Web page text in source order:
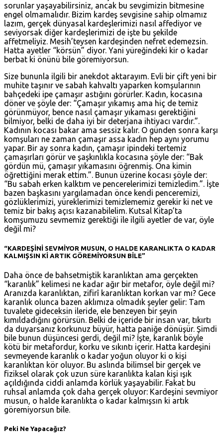
sorunlar yaşayabilirsiniz, ancak bu sevgimizin bitmesine
engel olmamalıdır. Bizim kardeş sevgisine sahip olmamız
lazım, gerçek dünyasal kardeşlerimizi nasıl affediyor ve
seviyorsak diğer kardeşlerimizi de işte bu şekilde
affetmeliyiz. Mesih’teysen kardeşinden nefret edemezsin.
Hatta ayetler “körsün” diyor. Yani yüreğindeki kir o kadar
berbat ki önünü bile göremiyorsun.
Size bununla ilgili bir anekdot aktarayım. Evli bir çift yeni bir
muhite taşınır ve sabah kahvaltı yaparken komşularının
bahçedeki ipe çamaşır astığını görürler. Kadın, kocasına
döner ve şöyle der: “Çamaşır yıkamış ama hiç de temiz
görünmüyor, bence nasıl çamaşır yıkaması gerektiğini
bilmiyor, belki de daha iyi bir deterjana ihtiyacı vardır.”.
Kadının kocası bakar ama sessiz kalır. O günden sonra karşı
komşuları ne zaman çamaşır assa kadın hep aynı yorumu
yapar. Bir ay sonra kadın, çamaşır ipindeki tertemiz
çamaşırları görür ve şaşkınlıkla kocasına şöyle der: “Bak
gördün mü, çamaşır yıkamasını öğrenmiş. Ona kimin
öğrettiğini merak ettim.”. Bunun üzerine kocası şöyle der:
“Bu sabah erken kalktım ve pencerelerimizi temizledim.”. İşte
bazen başkasını yargılamadan önce kendi penceremizi,
gözlüklerimizi, yüreklerimizi temizlememiz gerekir ki net ve
temiz bir bakış açısı kazanabilelim. Kutsal Kitap’ta
komşumuzu sevmemiz gerektiği ile ilgili ayetler de var, öyle
değil mi?
“KARDEŞİNİ SEVMİYOR MUSUN, O HALDE KARANLIKTA O KADAR
KALMIŞSIN Kİ ARTIK GÖREMİYORSUN BİLE”
Daha önce de bahsetmiştik karanlıktan ama gerçekten
“karanlık” kelimesi ne kadar ağır bir metafor, öyle değil mi?
Aranızda karanlıktan, zifirî karanlıktan korkan var mı? Gece
karanlık olunca bazen aklımıza olmadık şeyler gelir: Tam
tuvalete gideceksin ileride, ele benzeyen bir şeyin
kımıldadığını görürsün. Belki de içeride bir insan var, tıkırtı
da duyarsanız korkunuz büyür, hatta paniğe dönüşür. Şimdi
bile bunun düşüncesi gerdi, değil mi? İşte, karanlık böyle
kötü bir metafordur, korku ve sıkıntı içerir. Hatta kardeşini
sevmeyende karanlık o kadar yoğun oluyor ki o kişi
karanlıktan kör oluyor. Bu aslında bilimsel bir gerçek ve
fiziksel olarak çok uzun süre karanlıkta kalan kişi ışık
açıldığında ciddi anlamda körlük yaşayabilir. Fakat bu
ruhsal anlamda çok daha gerçek oluyor: Kardeşini sevmiyor
musun, o halde karanlıkta o kadar kalmışsın ki artık
göremiyorsun bile.
Peki Ne Yapacağız?